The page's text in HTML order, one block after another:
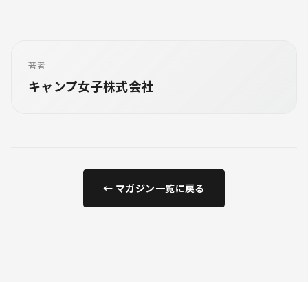
著者
キャンプ女子株式会社
← マガジン一覧に戻る